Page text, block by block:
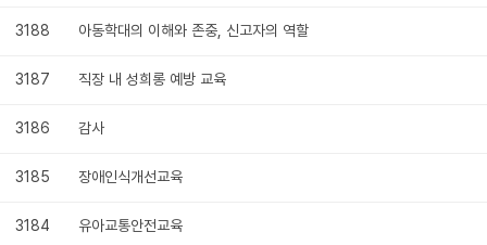
3188 아동학대의 이해와 존중, 신고자의 역할
3187 직장 내 성희롱 예방 교육
3186 감사
3185 장애인식개선교육
3184 유아교통안전교육